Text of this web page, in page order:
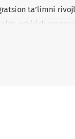
ta’limni
oshirish
litsey va kasb-